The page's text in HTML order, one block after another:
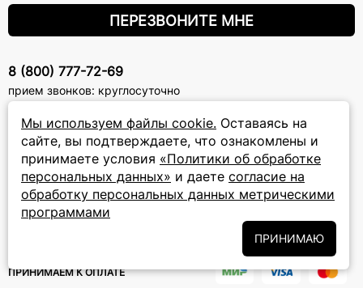
Мы используем файлы cookie. Оставаясь на
сайте, вы подтверждаете, что ознакомлены и
принимаете условия «Политики об обработке
персональных данных» и даете согласие на
обработку персональных данных метрическими
программами
ПРИНИМАЮ
ПЕРЕЗВОНИТЕ МНЕ
8 (800) 777-72-69
прием звонков: круглосуточно
ПОДПИСКА НА РАССЫЛКУ
Подписаться на новости
Подписываясь на рассылку, вы соглашаетесь с условиямиПолитики
обработки персональных данных
ПРИНИМАЕМ К ОПЛАТЕ